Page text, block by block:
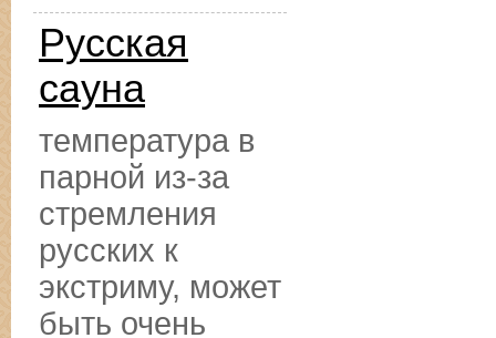
Русская
сауна
температура в
парной из-за
стремления
русских к
экстриму, может
быть очень